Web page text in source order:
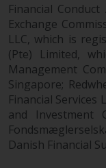
nicht im
einer
Website
Financial
Exchange
LLC, which is
(Pte) Limited,
Management
Singapore;
Financial Services
and Investment
Danish Financial